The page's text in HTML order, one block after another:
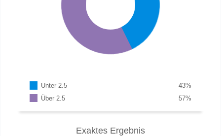
Unter 2.5 %
43
Über 2.5
%
57
Exaktes Ergebnis